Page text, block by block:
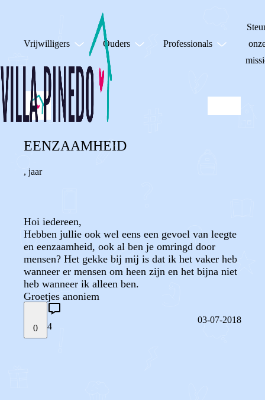
Vrijwilligers Ouders Professionals
EENZAAMHEID
, jaar
Hoi iedereen,
Hebben jullie ook wel eens een gevoel van leegte
en eenzaamheid, ook al ben je omringd door
mensen? Het gekke bij mij is dat ik het vaker heb
wanneer er mensen om heen zijn en het bijna niet
heb wanneer ik alleen ben.
Groetjes anoniem
0 4
03-07-2018